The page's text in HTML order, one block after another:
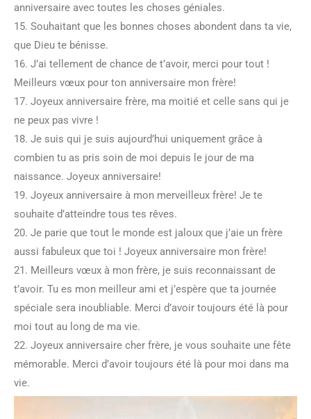
anniversaire avec toutes les choses géniales.
15. Souhaitant que les bonnes choses abondent dans ta vie,
que Dieu te bénisse.
16. J’ai tellement de chance de t’avoir, merci pour tout !
Meilleurs vœux pour ton anniversaire mon frère!
17. Joyeux anniversaire frère, ma moitié et celle sans qui je
ne peux pas vivre !
18. Je suis qui je suis aujourd’hui uniquement grâce à
combien tu as pris soin de moi depuis le jour de ma
naissance. Joyeux anniversaire!
19. Joyeux anniversaire à mon merveilleux frère! Je te
souhaite d’atteindre tous tes rêves.
20. Je parie que tout le monde est jaloux que j’aie un frère
aussi fabuleux que toi ! Joyeux anniversaire mon frère!
21. Meilleurs vœux à mon frère, je suis reconnaissant de
t’avoir. Tu es mon meilleur ami et j’espère que ta journée
spéciale sera inoubliable. Merci d’avoir toujours été là pour
moi tout au long de ma vie.
22. Joyeux anniversaire cher frère, je vous souhaite une fête
mémorable. Merci d’avoir toujours été là pour moi dans ma
vie.